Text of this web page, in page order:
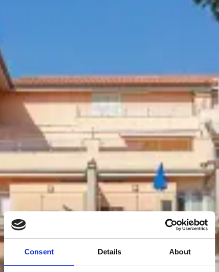
Consent Details About